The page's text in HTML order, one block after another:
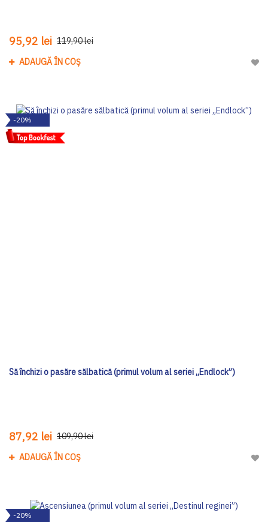
95,92 lei 119,90 lei
ADAUGĂ ÎN COȘ
-20%
Să închizi o pasăre sălbatică (primul volum al seriei „Endlock”)
87,92 lei 109,90 lei
ADAUGĂ ÎN COȘ
-20%